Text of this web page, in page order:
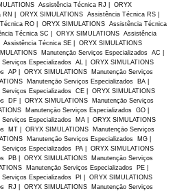
Assistência Técnica RJ | ORYX
| ORYX SIMULATIONS Assistência Técnica RS |
RO | ORYX SIMULATIONS Assistência Técnica
Técnica SC | ORYX SIMULATIONS Assistência
Técnica SE | ORYX SIMULATIONS
Manutençāo Serviços Especializados AC |
Especializados AL | ORYX SIMULATIONS
AP | ORYX SIMULATIONS Manutençāo Serviços
Manutençāo Serviços Especializados BA |
Especializados CE | ORYX SIMULATIONS
DF | ORYX SIMULATIONS Manutençāo Serviços
Manutençāo Serviços Especializados GO |
Especializados MA | ORYX SIMULATIONS
MT | ORYX SIMULATIONS Manutençāo Serviços
Manutençāo Serviços Especializados MG |
Especializados PA | ORYX SIMULATIONS
PB | ORYX SIMULATIONS Manutençāo Serviços
Manutençāo Serviços Especializados PE |
Especializados PI | ORYX SIMULATIONS
RJ | ORYX SIMULATIONS Manutençāo Serviços